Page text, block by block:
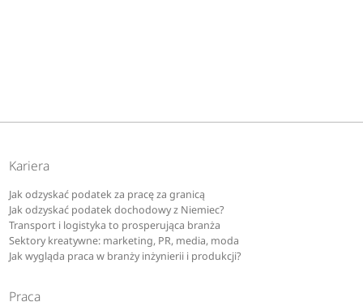
Kariera
Jak odzyskać podatek za pracę za granicą
Jak odzyskać podatek dochodowy z Niemiec?
Transport i logistyka to prosperująca branża
Sektory kreatywne: marketing, PR, media, moda
Jak wygląda praca w branży inżynierii i produkcji?
Praca